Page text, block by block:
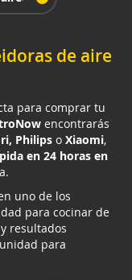
de aire
para comprar tu
encontrarás
Philips o Xiaomi,
en 24 horas en
uno de los
para cocinar de
resultados
para